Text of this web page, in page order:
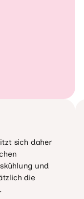
sich daher
und
die